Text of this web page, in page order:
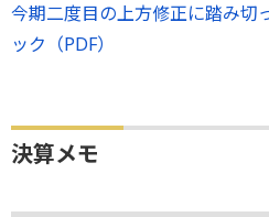
今期二度目の上方修正に踏み切
ック（PDF）
決算メモ